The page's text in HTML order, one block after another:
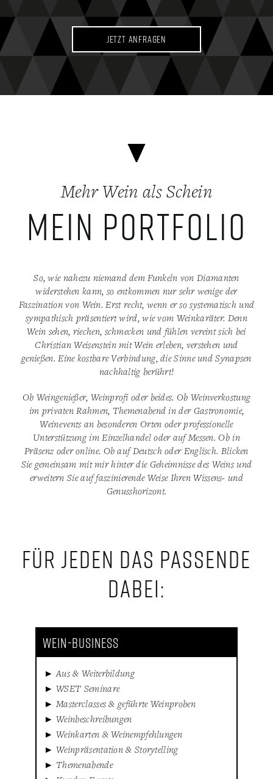
Jetzt anfragen
Mehr Wein als Schein
Mein Portfolio
So, wie nahezu niemand dem Funkeln von Diamanten
widerstehen kann, so entkommen nur sehr wenige der
Faszination von Wein. Erst recht, wenn er so systematisch und
sympathisch präsentiert wird, wie vom Weinkaräter. Denn
Wein sehen, riechen, schmecken und fühlen vereint sich bei
Christian Weisenstein mit Wein erleben, verstehen und
genießen. Eine kostbare Verbindung, die Sinne und Synapsen
nachhaltig berührt!
Ob Weingenießer, Weinprofi oder beides. Ob Weinverkostung
im privaten Rahmen, Themenabend in der Gastronomie,
Weinevents an besonderen Orten oder professionelle
Unterstützung im Einzelhandel oder auf Messen. Ob in
Präsenz oder online. Ob auf Deutsch oder Englisch. Blicken
Sie gemeinsam mit mir hinter die Geheimnisse des Weins und
erweitern Sie auf faszinierende Weise Ihren Wissens- und
Genusshorizont.
Für jeden das passende
dabei:
WEIN-BUSINESS
Aus & Weiterbildung
WSET Seminare
Masterclasses & geführte Weinproben
Weinbeschreibungen
Weinkarten & Weinempfehlungen
Weinpräsentation & Storytelling
Themenabende